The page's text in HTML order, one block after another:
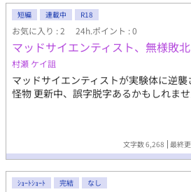
断記載・転載・転用・複製(模写トレス
次配布 自作発現・商品化・創作作品の二
ン・ヘッダー・壁紙利用、AI学習利用な
切禁止です。 ※オリジナルキャラのファ
事情から"描く前"に必ずご連絡を頂けま
す。 申し訳ございませんが、許可なく
い。ご協力をお願いいたします。 ※Note
短編 連載中 R18
お気に入り : 2 24h.ポイント : 0
マッドサイエンティスト、無様敗北
村瀬 ケイ詛
マッドサイエンティストが実験体に逆
怪物 更新中、誤字脱字あるかもしれませ
文字数 6,268 最終
ｼｮｰﾄｼｮｰﾄ 完結 なし